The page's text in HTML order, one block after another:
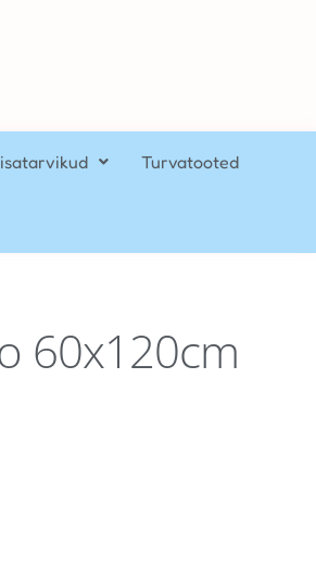
Turvatooted
60x120cm